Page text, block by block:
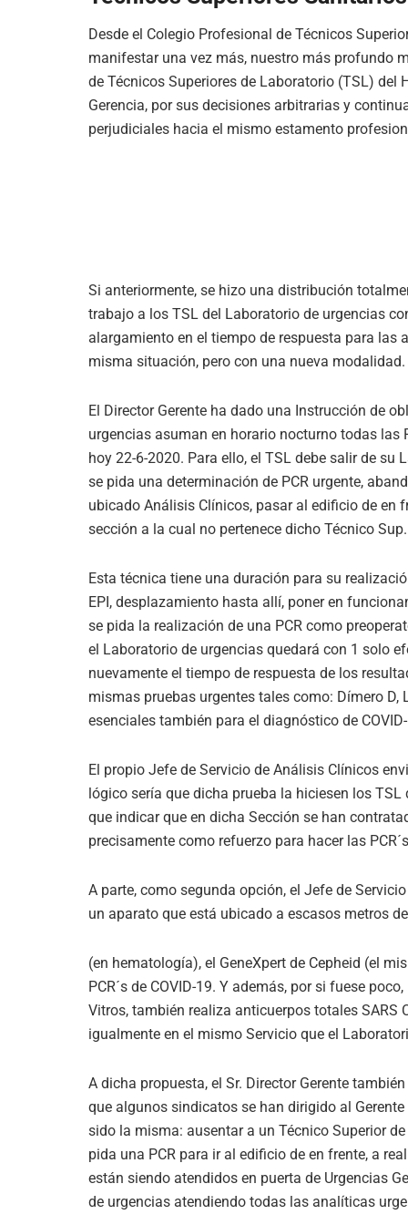
Desde el Colegio Profesional de Técnicos
manifestar una vez más, nuestro más profundo
de Técnicos Superiores de Laboratorio (TSL) del
Gerencia, por sus decisiones arbitrarias y
perjudiciales hacia el mismo estamento
Si anteriormente, se hizo una distribución
trabajo a los TSL del Laboratorio de urgencias
alargamiento en el tiempo de respuesta para
misma situación, pero con una nueva modalidad.
El Director Gerente ha dado una Instrucción de
urgencias asuman en horario nocturno todas las
hoy 22-6-2020. Para ello, el TSL debe salir de
se pida una determinación de PCR urgente,
ubicado Análisis Clínicos, pasar al edificio de en
sección a la cual no pertenece dicho Técnico
Esta técnica tiene una duración para su
EPI, desplazamiento hasta allí, poner en
se pida la realización de una PCR como
el Laboratorio de urgencias quedará con 1 solo
nuevamente el tiempo de respuesta de los
mismas pruebas urgentes tales como: Dímero
esenciales también para el diagnóstico de
El propio Jefe de Servicio de Análisis Clínicos
lógico sería que dicha prueba la hiciesen los
que indicar que en dicha Sección se han
precisamente como refuerzo para hacer las
A parte, como segunda opción, el Jefe de
un aparato que está ubicado a escasos metros
(en hematología), el GeneXpert de Cepheid (el
PCR´s de COVID-19. Y además, por si fuese
Vitros, también realiza anticuerpos totales SARS
igualmente en el mismo Servicio que el
A dicha propuesta, el Sr. Director Gerente
que algunos sindicatos se han dirigido al
sido la misma: ausentar a un Técnico Superior
pida una PCR para ir al edificio de en frente, a
están siendo atendidos en puerta de Urgencias
de urgencias atendiendo todas las analíticas